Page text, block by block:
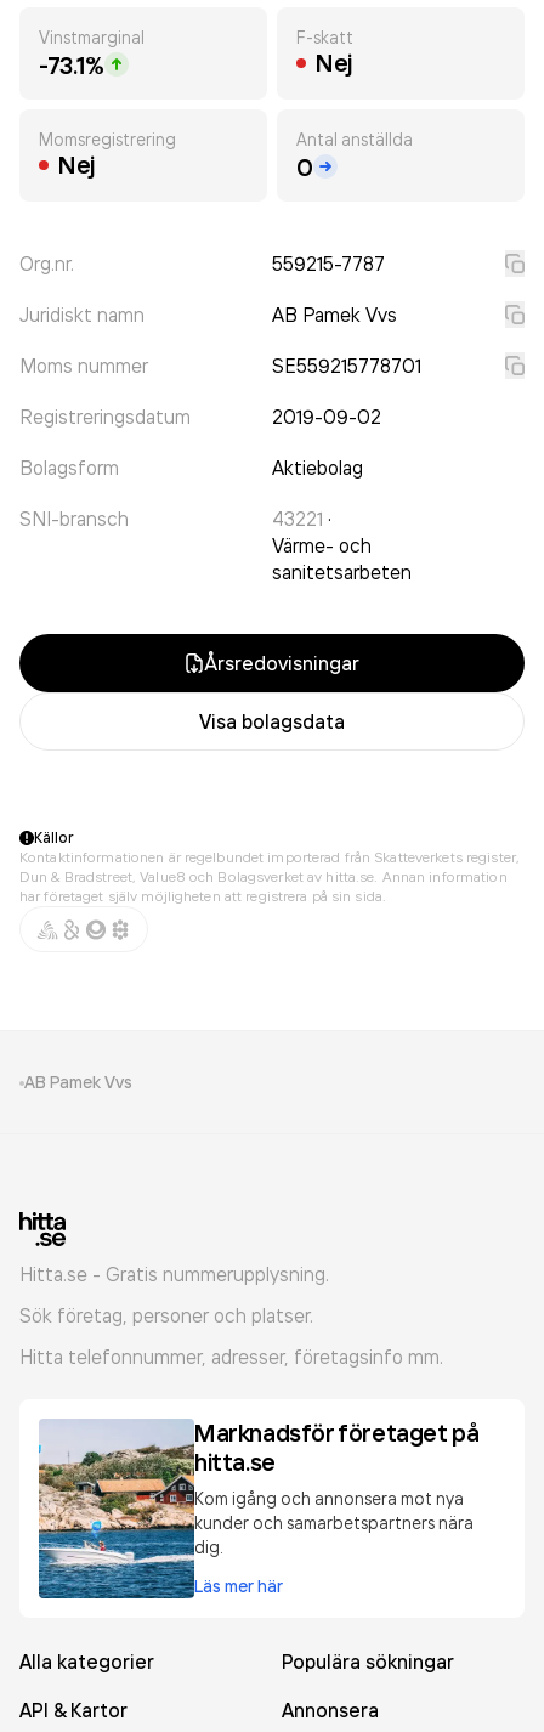
Vinstmarginal
-73.1%
F-skatt
Nej
Momsregistrering
Nej
Antal anställda
0
Org.nr. 559215-7787
Juridiskt namn AB Pamek Vvs
Moms nummer SE559215778701
Registreringsdatum 2019-09-02
Bolagsform Aktiebolag
SNI-bransch 43221 ·
Värme- och
sanitetsarbeten
Årsredovisningar
Visa bolagsdata
Källor
Kontaktinformationen är regelbundet importerad från Skatteverkets register,
Dun & Bradstreet, Value8 och Bolagsverket av hitta.se. Annan information
har företaget själv möjligheten att registrera på sin sida.
AB Pamek Vvs
Hitta.se - Gratis nummerupplysning.
Sök företag, personer och platser.
Hitta telefonnummer, adresser, företagsinfo mm.
Marknadsför företaget på
hitta.se
Kom igång och annonsera mot nya
kunder och samarbetspartners nära
dig.
Läs mer här
Alla kategorier
Populära sökningar
API & Kartor
Annonsera